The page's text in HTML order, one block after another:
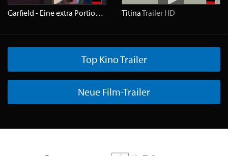
Garfield - Eine extra Portion Abenteuer TrailerHD
TitinaTrailer HD
Top Kino Trailer
Neue Film-Trailer